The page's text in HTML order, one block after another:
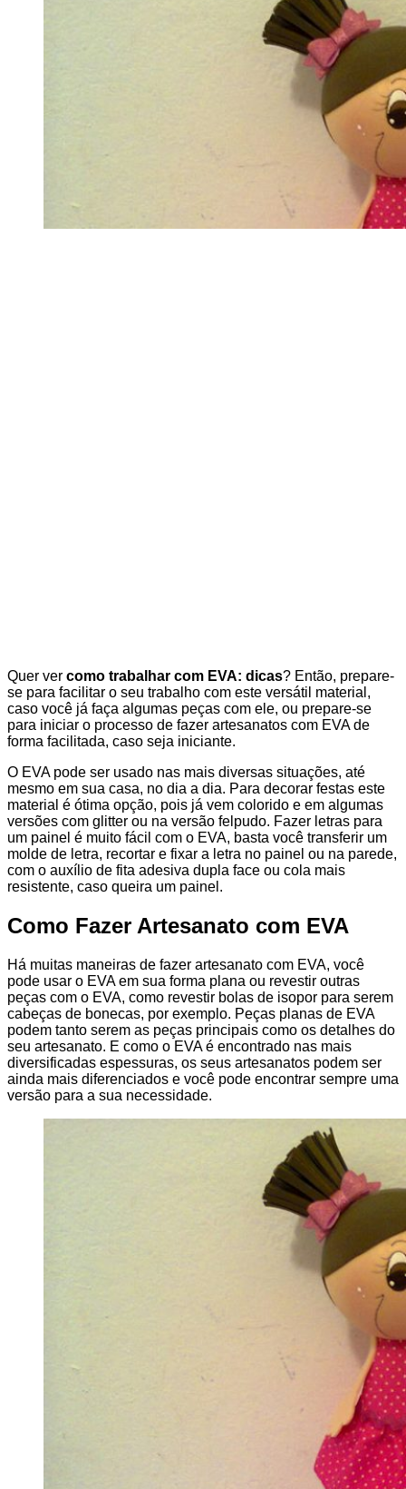
Quer ver como trabalhar com EVA: dicas? Então, prepare-
se para facilitar o seu trabalho com este versátil material,
caso você já faça algumas peças com ele, ou prepare-se
para iniciar o processo de fazer artesanatos com EVA de
forma facilitada, caso seja iniciante.
O EVA pode ser usado nas mais diversas situações, até
mesmo em sua casa, no dia a dia. Para decorar festas este
material é ótima opção, pois já vem colorido e em algumas
versões com glitter ou na versão felpudo. Fazer letras para
um painel é muito fácil com o EVA, basta você transferir um
molde de letra, recortar e fixar a letra no painel ou na parede,
com o auxílio de fita adesiva dupla face ou cola mais
resistente, caso queira um painel.
Como Fazer Artesanato com EVA
Há muitas maneiras de fazer artesanato com EVA, você
pode usar o EVA em sua forma plana ou revestir outras
peças com o EVA, como revestir bolas de isopor para serem
cabeças de bonecas, por exemplo. Peças planas de EVA
podem tanto serem as peças principais como os detalhes do
seu artesanato. E como o EVA é encontrado nas mais
diversificadas espessuras, os seus artesanatos podem ser
ainda mais diferenciados e você pode encontrar sempre uma
versão para a sua necessidade.